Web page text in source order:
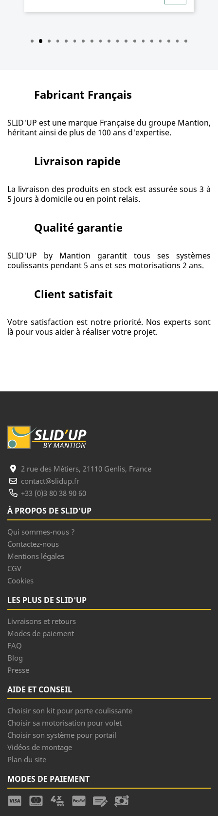
Fabricant Français
SLID'UP est une marque Française du groupe Mantion,
héritant ainsi de plus de 100 ans d'expertise.
Livraison rapide
La livraison des produits en stock est assurée sous 3 à
5 jours à domicile ou en point relais.
Qualité garantie
SLID'UP by Mantion garantit tous ses systèmes
coulissants pendant 5 ans et ses motorisations 2 ans.
Client satisfait
Votre satisfaction est notre priorité. Nos experts sont
là pour vous aider à réaliser votre projet.
2 rue des Métiers, 21110 Genlis, France
contact@slidup.fr
+33 (0)3 80 38 90 60
À PROPOS DE SLID'UP
Qui sommes-nous ?
Contactez-nous
Mentions légales
CGV
Cookies
LES PLUS DE SLID'UP
Livraisons et retours
Modes de paiement
FAQ
Blog
Presse
AIDE ET CONSEIL
Choisir son kit pour porte coulissante
Choisir sa motorisation pour volet
Choisir son système pour portail
Vidéos de montage
Plan du site
MODES DE PAIEMENT